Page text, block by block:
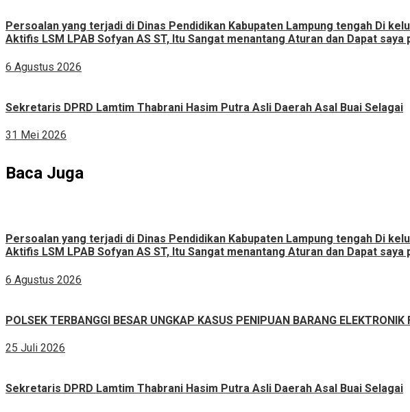
Persoalan yang terjadi di Dinas Pendidikan Kabupaten Lampung tengah Di
Aktifis LSM LPAB Sofyan AS ST, Itu Sangat menantang Aturan dan Dapat
6 Agustus 2026
Sekretaris DPRD Lamtim Thabrani Hasim Putra Asli Daerah Asal Buai Selagai
31 Mei 2026
Baca Juga
Persoalan yang terjadi di Dinas Pendidikan Kabupaten Lampung tengah Di
Aktifis LSM LPAB Sofyan AS ST, Itu Sangat menantang Aturan dan Dapat
6 Agustus 2026
POLSEK TERBANGGI BESAR UNGKAP KASUS PENIPUAN BARANG
25 Juli 2026
Sekretaris DPRD Lamtim Thabrani Hasim Putra Asli Daerah Asal Buai Selagai